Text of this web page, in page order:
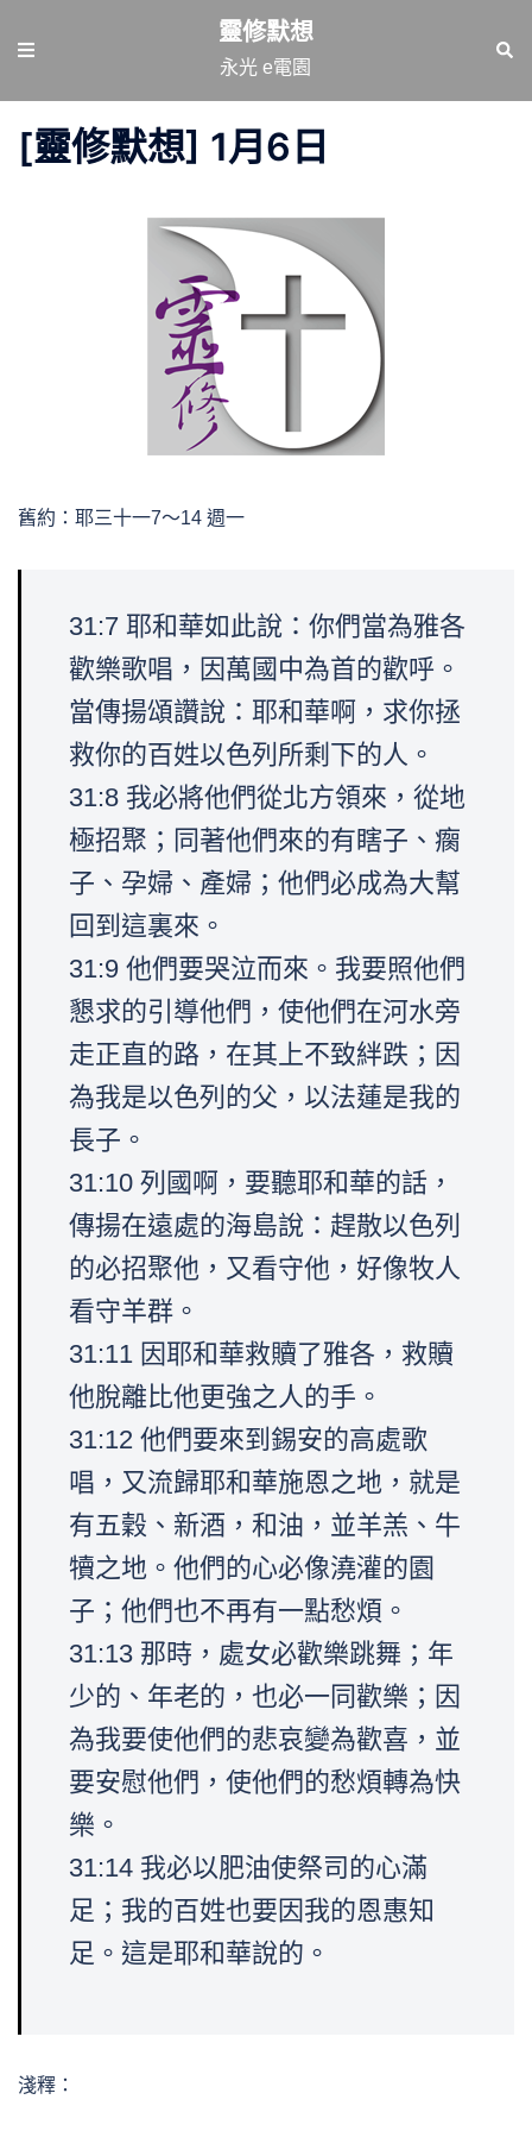
要
靈修默想
永光 e電園
[靈修默想] 1月6日
舊約：耶三十一7～14 週一
31:7 耶和華如此說：你們當為雅各
歡樂歌唱，因萬國中為首的歡呼。
當傳揚頌讚說：耶和華啊，求你拯
救你的百姓以色列所剩下的人。
31:8 我必將他們從北方領來，從地
極招聚；同著他們來的有瞎子、瘸
子、孕婦、產婦；他們必成為大幫
回到這裏來。
31:9 他們要哭泣而來。我要照他們
懇求的引導他們，使他們在河水旁
走正直的路，在其上不致絆跌；因
為我是以色列的父，以法蓮是我的
長子。
31:10 列國啊，要聽耶和華的話，
傳揚在遠處的海島說：趕散以色列
的必招聚他，又看守他，好像牧人
看守羊群。
31:11 因耶和華救贖了雅各，救贖
他脫離比他更強之人的手。
31:12 他們要來到錫安的高處歌
唱，又流歸耶和華施恩之地，就是
有五穀、新酒，和油，並羊羔、牛
犢之地。他們的心必像澆灌的園
子；他們也不再有一點愁煩。
31:13 那時，處女必歡樂跳舞；年
少的、年老的，也必一同歡樂；因
為我要使他們的悲哀變為歡喜，並
要安慰他們，使他們的愁煩轉為快
樂。
31:14 我必以肥油使祭司的心滿
足；我的百姓也要因我的恩惠知
足。這是耶和華說的。
淺釋：